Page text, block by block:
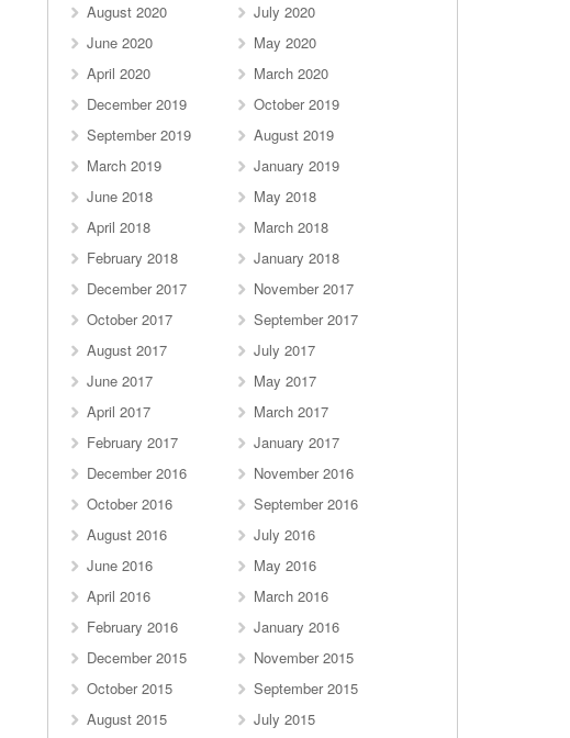
August 2020
July 2020
June 2020
May 2020
April 2020
March 2020
December 2019
October 2019
September 2019
August 2019
March 2019
January 2019
June 2018
May 2018
April 2018
March 2018
February 2018
January 2018
December 2017
November 2017
October 2017
September 2017
August 2017
July 2017
June 2017
May 2017
April 2017
March 2017
February 2017
January 2017
December 2016
November 2016
October 2016
September 2016
August 2016
July 2016
June 2016
May 2016
April 2016
March 2016
February 2016
January 2016
December 2015
November 2015
October 2015
September 2015
August 2015
July 2015